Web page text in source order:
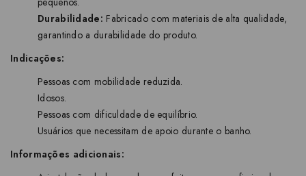
Durabilidade: Fabricado com materiais de alta qualidade,
garantindo a durabilidade do produto.
Indicações:
Pessoas com mobilidade reduzida.
Idosos.
Pessoas com dificuldade de equilíbrio.
Usuários que necessitam de apoio durante o banho.
Informações adicionais: